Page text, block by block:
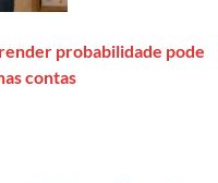
probabilidade pode
contas